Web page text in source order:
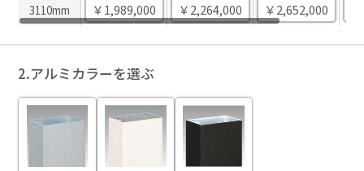
3110mm ￥1,989,000 ￥2,264,000 ￥2,652,000
2.アルミカラーを選ぶ